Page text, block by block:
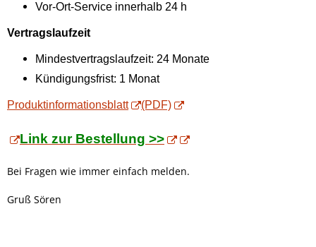
Vor-Ort-Service innerhalb 24 h
Vertragslaufzeit
Mindestvertragslaufzeit: 24 Monate
Kündigungsfrist: 1 Monat
Produktinformationsblatt (PDF)
Link zur Bestellung >>
Bei Fragen wie immer einfach melden.
Gruß Sören